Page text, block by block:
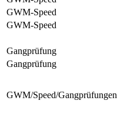
GWM-Speed
GWM-Speed
Gangprüfung
Gangprüfung
GWM/Speed/Gangprüfungen